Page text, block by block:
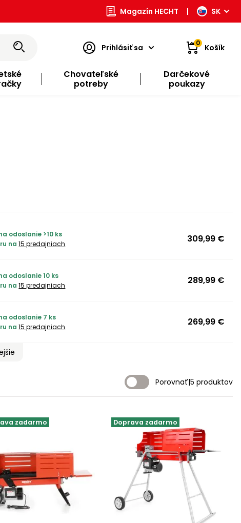
Magazín HECHT | SK
Prihlásiť sa 0 Košík
Chovateľské
potreby
Darčekové
poukazy
odoslanie >10 ks
na15 predajniach 309,99 €
odoslanie 10 ks
na15 predajniach 289,99 €
odoslanie 7 ks
na15 predajniach 269,99 €
Porovnať|5 produktov
zadarmo Doprava zadarmo